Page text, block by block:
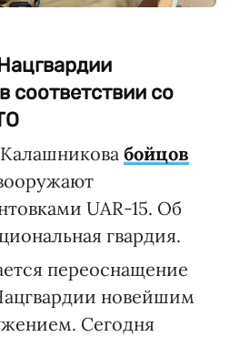
соответствии со
бойцов
UAR-15. Об
гвардия.
переоснащение
новейшим
Сегодня